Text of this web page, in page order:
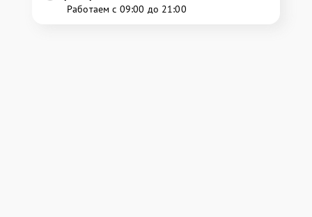
Работаем с 09:00 до 21:00